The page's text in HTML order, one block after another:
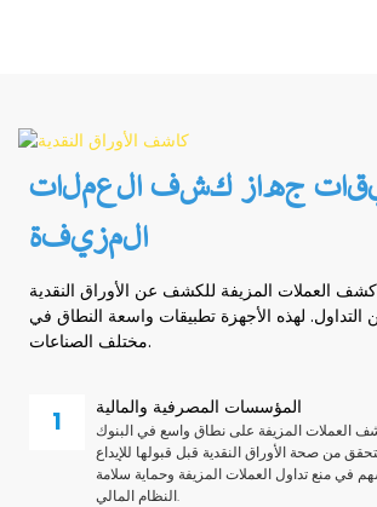
جهاز كشف العملات
المزيفة
العملات المزيفة للكشف عن الأوراق النقدية
التداول. لهذه الأجهزة تطبيقات واسعة النطاق في
مختلف الصناعات.
المؤسسات المصرفية والمالية
العملات المزيفة على نطاق واسع في البنوك
من صحة الأوراق النقدية قبل قبولها للإيداع
في منع تداول العملات المزيفة وحماية سلامة
النظام المالي.